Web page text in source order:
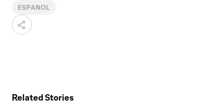
ESPANOL
Related Stories